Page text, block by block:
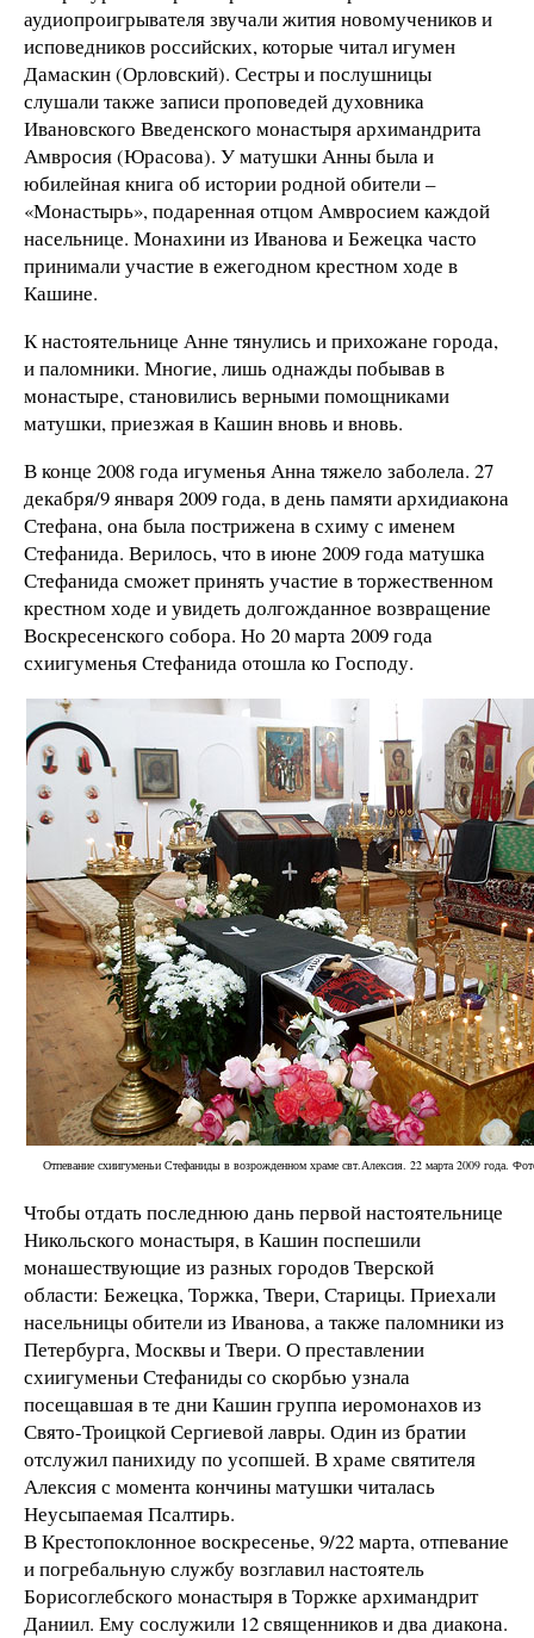
аудиопроигрывателя звучали жития новомучеников и
исповедников российских, которые читал игумен
Дамаскин (Орловский). Сестры и послушницы
слушали также записи проповедей духовника
Ивановского Введенского монастыря архимандрита
Амвросия (Юрасова). У матушки Анны была и
юбилейная книга об истории родной обители –
«Монастырь», подаренная отцом Амвросием каждой
насельнице. Монахини из Иванова и Бежецка часто
принимали участие в ежегодном крестном ходе в
Кашине.
К настоятельнице Анне тянулись и прихожане города,
и паломники. Многие, лишь однажды побывав в
монастыре, становились верными помощниками
матушки, приезжая в Кашин вновь и вновь.
В конце 2008 года игуменья Анна тяжело заболела. 27
декабря/9 января 2009 года, в день памяти архидиакона
Стефана, она была пострижена в схиму с именем
Стефанида. Верилось, что в июне 2009 года матушка
Стефанида сможет принять участие в торжественном
крестном ходе и увидеть долгожданное возвращение
Воскресенского собора. Но 20 марта 2009 года
схиигуменья Стефанида отошла ко Господу.
Отпевание схиигуменьи Стефаниды в возрожденном храме свт.Алексия. 22 марта 2009 года.
Чтобы отдать последнюю дань первой настоятельнице
Никольского монастыря, в Кашин поспешили
монашествующие из разных городов Тверской
области: Бежецка, Торжка, Твери, Старицы. Приехали
насельницы обители из Иванова, а также паломники из
Петербурга, Москвы и Твери. О преставлении
схиигуменьи Стефаниды со скорбью узнала
посещавшая в те дни Кашин группа иеромонахов из
Свято-Троицкой Сергиевой лавры. Один из братии
отслужил панихиду по усопшей. В храме святителя
Алексия с момента кончины матушки читалась
Неусыпаемая Псалтирь.
В Крестопоклонное воскресенье, 9/22 марта, отпевание
и погребальную службу возглавил настоятель
Борисоглебского монастыря в Торжке архимандрит
Даниил. Ему сослужили 12 священников и два диакона.